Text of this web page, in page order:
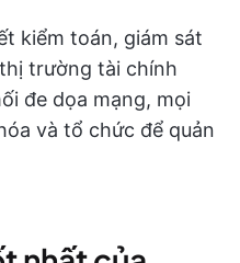
kiểm toán, giám sát
trường tài chính
đe dọa mạng, mọi
và tổ chức để quản